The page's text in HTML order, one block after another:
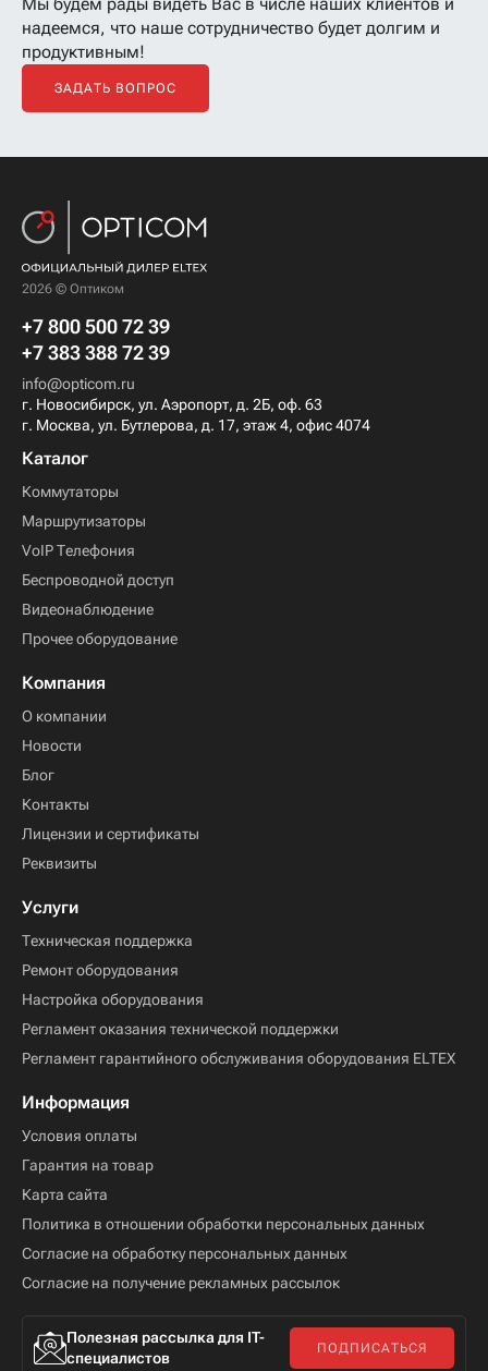
надеемся, что наше сотрудничество будет долгим и
продуктивным!
ЗАДАТЬ ВОПРОС
2026 © Оптиком
+7 800 500 72 39
+7 383 388 72 39
info@opticom.ru
г. Новосибирск, ул. Аэропорт, д. 2Б, оф. 63
г. Москва, ул. Бутлерова, д. 17, этаж 4, офис 4074
Каталог
Коммутаторы
Маршрутизаторы
VoIP Телефония
Беспроводной доступ
Видеонаблюдение
Прочее оборудование
Компания
О компании
Новости
Блог
Контакты
Лицензии и сертификаты
Реквизиты
Услуги
Техническая поддержка
Ремонт оборудования
Настройка оборудования
Регламент оказания технической поддержки
Регламент гарантийного обслуживания оборудования ELTEX
Информация
Условия оплаты
Гарантия на товар
Карта сайта
Политика в отношении обработки персональных данных
Согласие на обработку персональных данных
Согласие на получение рекламных рассылок
Полезная рассылка для IT-
специалистов
ПОДПИСАТЬСЯ